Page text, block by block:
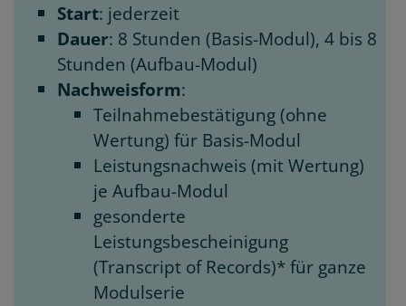
Start: jederzeit
Dauer: 8 Stunden (Basis-Modul), 4 bis 8
Stunden (Aufbau-Modul)
Nachweisform:
Teilnahmebestätigung (ohne
Wertung) für Basis-Modul
Leistungsnachweis (mit Wertung)
je Aufbau-Modul
gesonderte
Leistungsbescheinigung
(Transcript of Records)* für ganze
Modulserie